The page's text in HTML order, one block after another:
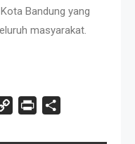
Bandung yang
masyarakat.
Copy
Print